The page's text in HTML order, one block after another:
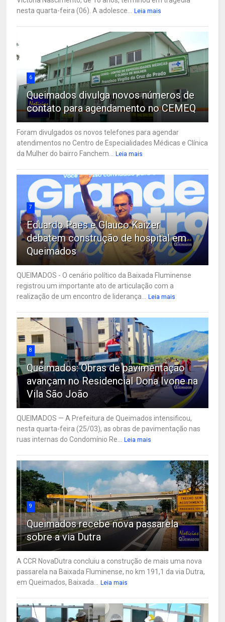
nesta quarta-feira (06). A adolesce...
Leia mais
6
Queimados divulga novos números de
contato para agendamento no CEMEQ
Foram divulgados os novos telefones para agendar
atendimentos no Centro de Especialidades Médicas e Clínica
da Mulher do bairro Fanchem...
Leia mais
7
Eduardo Paes e Glauco Kaizer
debatem construção de hospital em
Queimados
QUEIMADOS - O cenário político da Baixada Fluminense
registrou um importante ato de articulação com a
realização de um encontro de liderança...
Leia mais
8
Queimados: Obras de pavimentação
avançam no Residencial Dona Ivone na
Vila São João
QUEIMADOS — A Prefeitura de Queimados intensificou,
nesta quarta-feira (25/03), as obras de pavimentação nas
ruas internas do Condomínio Re...
Leia mais
9
Queimados recebe nova passarela
sobre a via Dutra
A CCR NovaDutra concluiu a construção de mais uma nova
passarela na Baixada Fluminense, no km 191,1 da via Dutra,
em Queimados, Baixada...
Leia mais